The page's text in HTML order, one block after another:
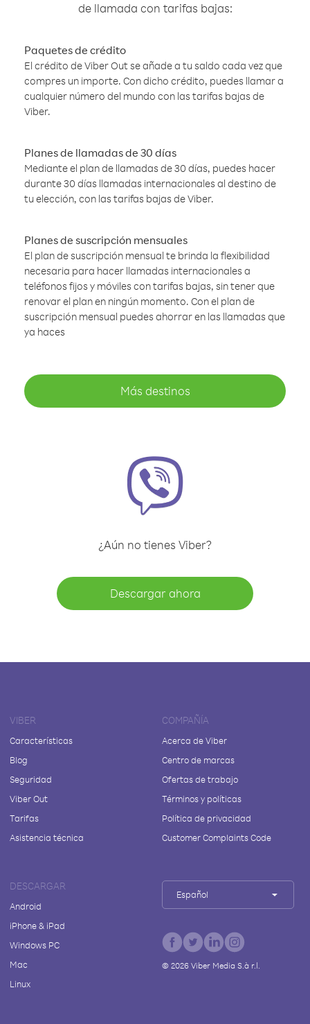
de llamada con tarifas bajas:
Paquetes de crédito
El crédito de Viber Out se añade a tu saldo cada vez que
compres un importe. Con dicho crédito, puedes llamar a
cualquier número del mundo con las tarifas bajas de
Viber.
Planes de llamadas de 30 días
Mediante el plan de llamadas de 30 días, puedes hacer
durante 30 días llamadas internacionales al destino de
tu elección, con las tarifas bajas de Viber.
Planes de suscripción mensuales
El plan de suscripción mensual te brinda la flexibilidad
necesaria para hacer llamadas internacionales a
teléfonos fijos y móviles con tarifas bajas, sin tener que
renovar el plan en ningún momento. Con el plan de
suscripción mensual puedes ahorrar en las llamadas que
ya haces
Más destinos
¿Aún no tienes Viber?
Descargar ahora
VIBER
Características
Blog
Seguridad
Viber Out
Tarifas
Asistencia técnica
COMPAÑÍA
Acerca de Viber
Centro de marcas
Ofertas de trabajo
Términos y políticas
Política de privacidad
Customer Complaints Code
DESCARGAR
Android
iPhone & iPad
Windows PC
Mac
Linux
Español
© 2026Viber Media S.à r.l.